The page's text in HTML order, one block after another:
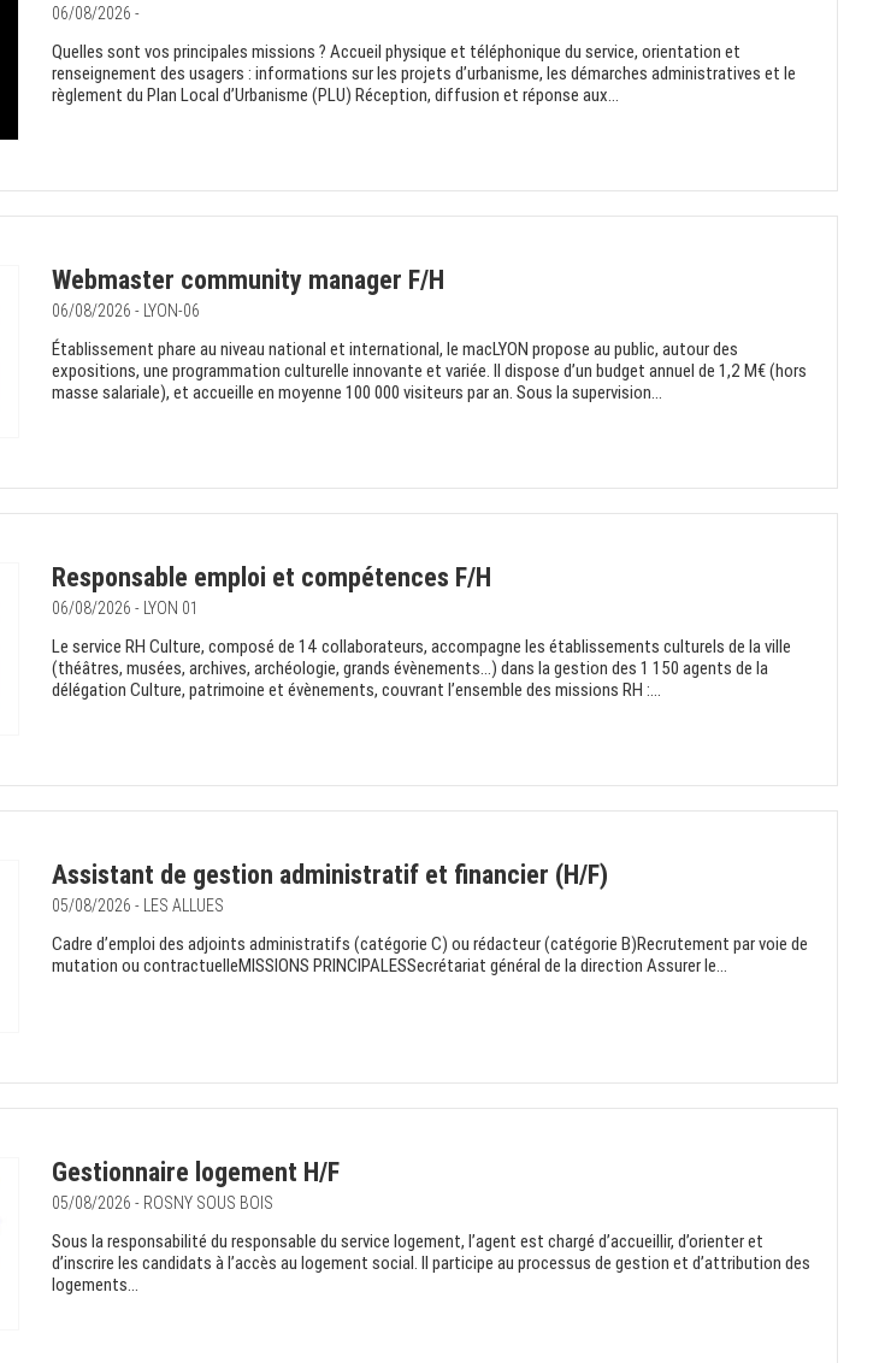
06/08/2026 -
Quelles sont vos principales missions ? Accueil physique et téléphonique du service, orientation et
renseignement des usagers : informations sur les projets d’urbanisme, les démarches administratives et le
règlement du Plan Local d’Urbanisme (PLU) Réception, diffusion et réponse aux...
Webmaster community manager F/H
06/08/2026 - LYON-06
Établissement phare au niveau national et international, le macLYON propose au public, autour des
expositions, une programmation culturelle innovante et variée. Il dispose d’un budget annuel de 1,2 M€ (hors
masse salariale), et accueille en moyenne 100 000 visiteurs par an. Sous la supervision...
Responsable emploi et compétences F/H
06/08/2026 - LYON 01
Le service RH Culture, composé de 14 collaborateurs, accompagne les établissements culturels de la ville
(théâtres, musées, archives, archéologie, grands évènements...) dans la gestion des 1 150 agents de la
délégation Culture, patrimoine et évènements, couvrant l’ensemble des missions RH :...
Assistant de gestion administratif et financier (H/F)
05/08/2026 - LES ALLUES
Cadre d’emploi des adjoints administratifs (catégorie C) ou rédacteur (catégorie B)Recrutement par voie de
mutation ou contractuelleMISSIONS PRINCIPALESSecrétariat général de la direction Assurer le...
Gestionnaire logement H/F
05/08/2026 - ROSNY SOUS BOIS
Sous la responsabilité du responsable du service logement, l’agent est chargé d’accueillir, d’orienter et
d’inscrire les candidats à l’accès au logement social. Il participe au processus de gestion et d’attribution des
logements...